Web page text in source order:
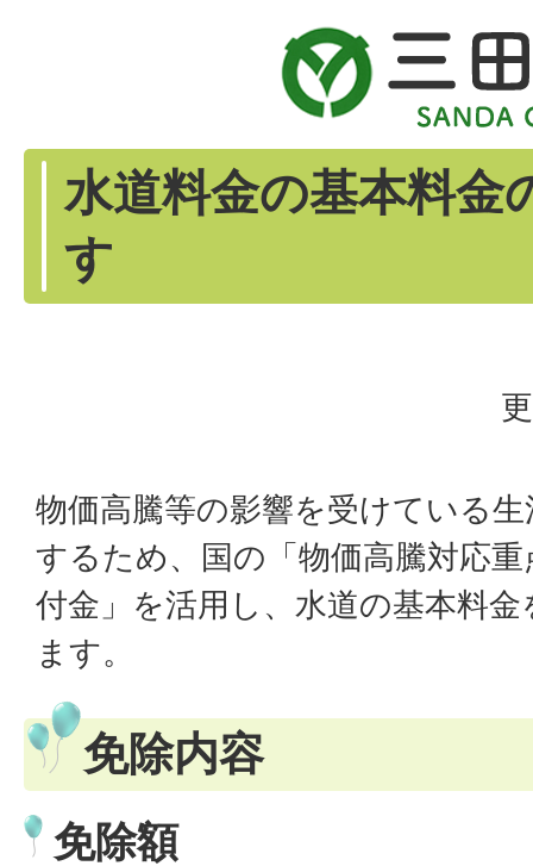
水道料金の基本料金
す
物価高騰等の影響を受けている
するため、国の「物価高騰対応
付金」を活用し、水道の基本料
ます。
免除内容
免除額